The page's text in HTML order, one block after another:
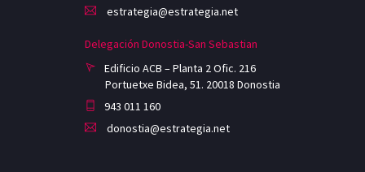
estrategia@estrategia.net
Delegación Donostia-San Sebastian
Edificio ACB – Planta 2 Ofic. 216
Portuetxe Bidea, 51. 20018 Donostia
943 011 160
donostia@estrategia.net